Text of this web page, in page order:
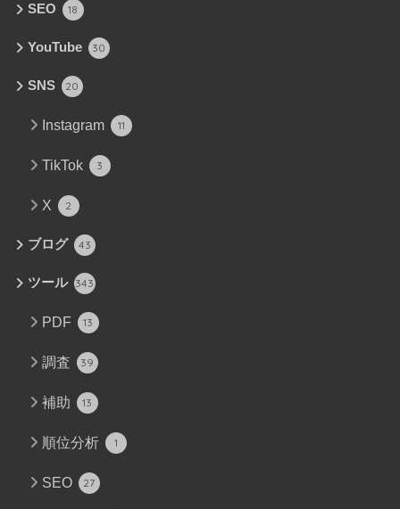
SEO 18
YouTube 30
SNS 20
Instagram 11
TikTok 3
X 2
ブログ 43
ツール 343
PDF 13
調査 39
補助 13
順位分析 1
SEO 27